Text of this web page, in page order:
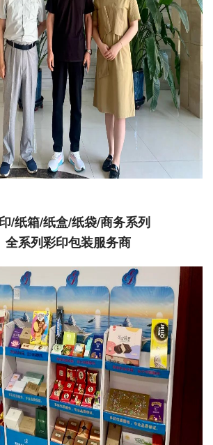
/纸箱/纸盒/纸袋/商务系列
全系列彩印包装服务商